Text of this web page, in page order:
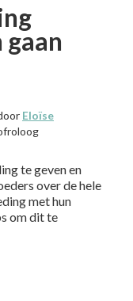
gaan
Eloïse
te geven en
over de hele
met hun
om dit te